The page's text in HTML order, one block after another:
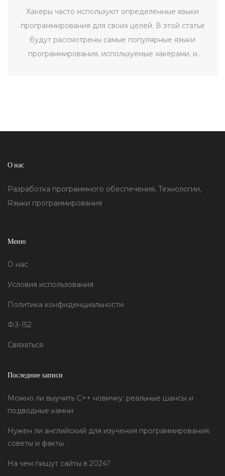
Хакеры часто используют определенные языки
программирования для своих целей. В этой статье
будут рассмотрены самые популярные языки
программирования, используемые хакерами, и
О нас
Разработка программного обеспечения, Технологии,
Языки программирования
Меню
О нас
Условия использования
Политика конфиденциальности
ФЗ-152
Связаться
Последние записи
Можно ли выучить C++ новичку: реальные шансы и
подводные камни
Нужен ли английский для изучения программирования:
советы и факты
На чем пишут сайты в 2024?